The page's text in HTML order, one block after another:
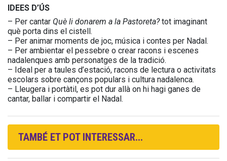
IDEES D’ÚS
– Per cantar Què li donarem a la Pastoreta?tot imaginant
què porta dins el cistell.
– Per animar moments de joc, música i contes per Nadal.
– Per ambientar el pessebre o crear racons i escenes
nadalenques amb personatges de la tradició.
– Ideal per a taules d’estació, racons de lectura o activitats
escolars sobre cançons populars i cultura nadalenca.
– Lleugera i portàtil, es pot dur allà on hi hagi ganes de
cantar, ballar i compartir el Nadal.
TAMBÉ ET POT INTERESSAR...